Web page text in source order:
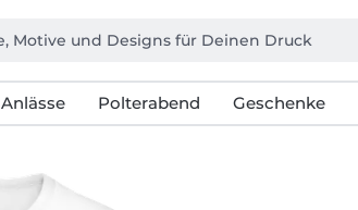
Anlässe Polterabend Geschenke